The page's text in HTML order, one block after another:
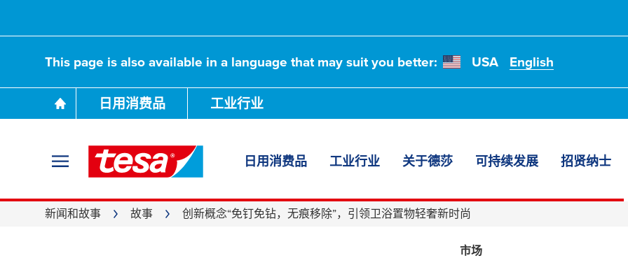
This page is also available in a language that may suit you better: USA English
日用消费品 工业行业
日用消费品 工业行业 关于德莎 可持续发展 招贤纳士
新闻和故事 故事 创新概念“免钉免钻，无痕移除”，引领卫浴置物轻奢新时尚
创新概念“免钉免钻，无痕
移除”，引领卫浴置物轻奢
市场